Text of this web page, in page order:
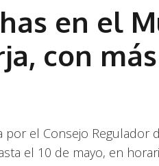
en el
con
por el Consejo Regulador
el 10 de mayo, en